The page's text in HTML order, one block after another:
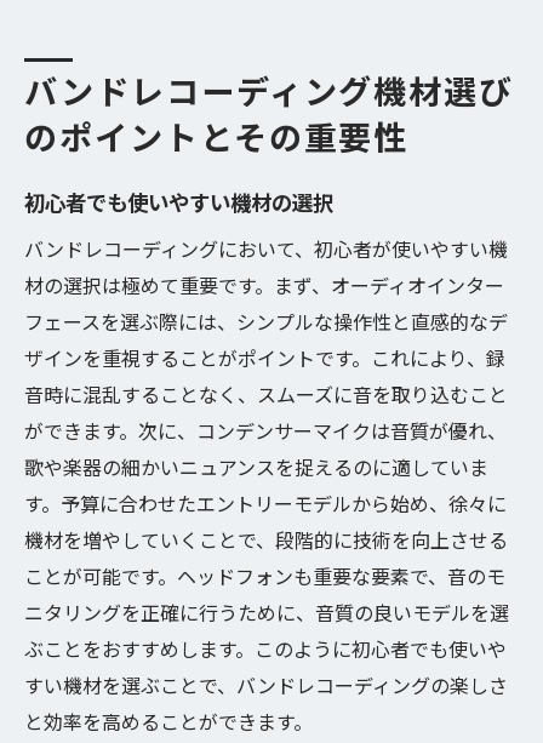
バンドレコーディング機材選び
のポイントとその重要性
初心者でも使いやすい機材の選択
バンドレコーディングにおいて、初心者が使いやすい機
材の選択は極めて重要です。まず、オーディオインター
フェースを選ぶ際には、シンプルな操作性と直感的なデ
ザインを重視することがポイントです。これにより、録
音時に混乱することなく、スムーズに音を取り込むこと
ができます。次に、コンデンサーマイクは音質が優れ、
歌や楽器の細かいニュアンスを捉えるのに適していま
す。予算に合わせたエントリーモデルから始め、徐々に
機材を増やしていくことで、段階的に技術を向上させる
ことが可能です。ヘッドフォンも重要な要素で、音のモ
ニタリングを正確に行うために、音質の良いモデルを選
ぶことをおすすめします。このように初心者でも使いや
すい機材を選ぶことで、バンドレコーディングの楽しさ
と効率を高めることができます。